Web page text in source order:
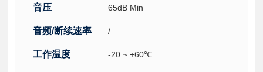
音压 65dB Min
音频/断续速率 /
工作温度 -20 ~ +60℃